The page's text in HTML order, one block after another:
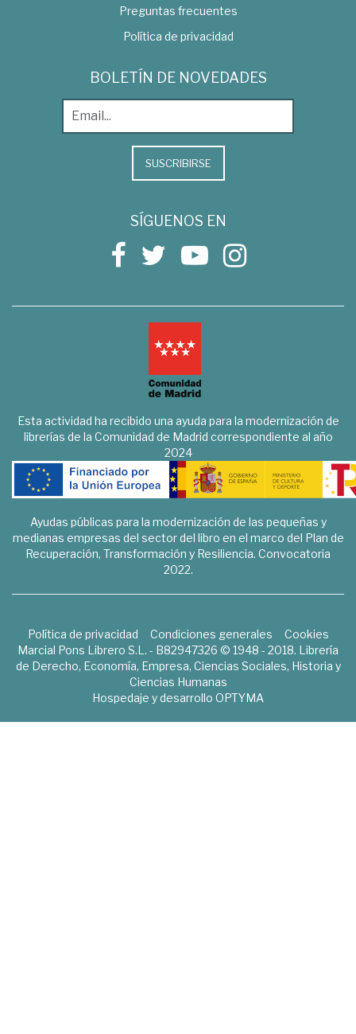
Preguntas frecuentes
Política de privacidad
BOLETÍN DE NOVEDADES
SUSCRIBIRSE
SÍGUENOS EN
Esta actividad ha recibido una ayuda para la modernización de
librerías de la Comunidad de Madrid correspondiente al año
2024
Ayudas públicas para la modernización de las pequeñas y
medianas empresas del sector del libro en el marco del Plan de
Recuperación, Transformación y Resiliencia. Convocatoria
2022.
Política de privacidad Condiciones generales
Cookies
Marcial Pons Librero S.L. - B82947326 © 1948 - 2018. Librería
de Derecho, Economía, Empresa, Ciencias Sociales, Historia y
Ciencias Humanas
Hospedaje y desarrollo OPTYMA